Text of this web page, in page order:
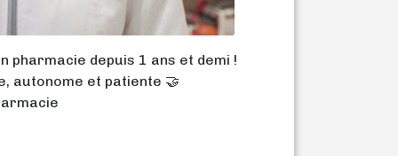
pharmacie depuis 1 ans et demi !
autonome et patiente 🤝